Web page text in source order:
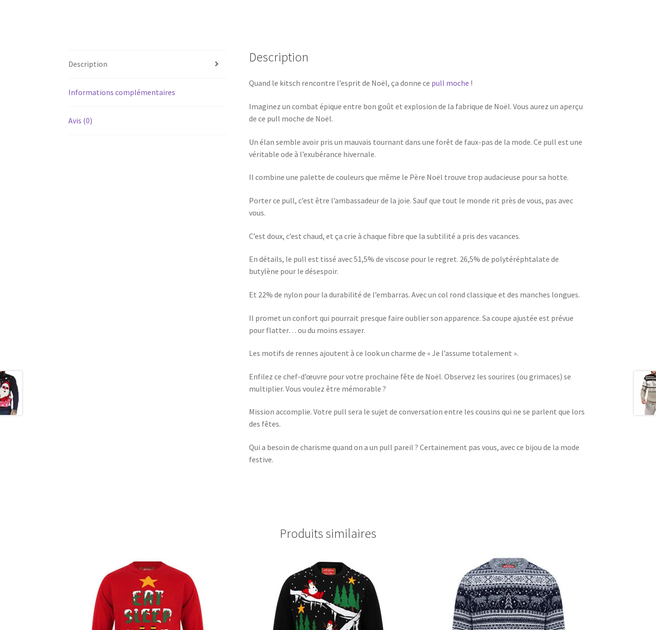
Description
Informations complémentaires
Avis (0)
Description
Quand le kitsch rencontre l’esprit de Noël, ça donne ce pull moche !
Imaginez un combat épique entre bon goût et explosion de la fabrique de Noël. Vous aurez un aperçu
de ce pull moche de Noël.
Un élan semble avoir pris un mauvais tournant dans une forêt de faux-pas de la mode. Ce pull est une
véritable ode à l’exubérance hivernale.
Il combine une palette de couleurs que même le Père Noël trouve trop audacieuse pour sa hotte.
Porter ce pull, c’est être l’ambassadeur de la joie. Sauf que tout le monde rit près de vous, pas avec
vous.
C’est doux, c’est chaud, et ça crie à chaque fibre que la subtilité a pris des vacances.
En détails, le pull est tissé avec 51,5% de viscose pour le regret. 26,5% de polytéréphtalate de
butylène pour le désespoir.
Et 22% de nylon pour la durabilité de l’embarras. Avec un col rond classique et des manches longues.
Il promet un confort qui pourrait presque faire oublier son apparence. Sa coupe ajustée est prévue
pour flatter… ou du moins essayer.
Les motifs de rennes ajoutent à ce look un charme de « Je l’assume totalement ».
Enfilez ce chef-d’œuvre pour votre prochaine fête de Noël. Observez les sourires (ou grimaces) se
multiplier. Vous voulez être mémorable ?
Mission accomplie. Votre pull sera le sujet de conversation entre les cousins qui ne se parlent que lors
des fêtes.
Qui a besoin de charisme quand on a un pull pareil ? Certainement pas vous, avec ce bijou de la mode
festive.
Produits similaires